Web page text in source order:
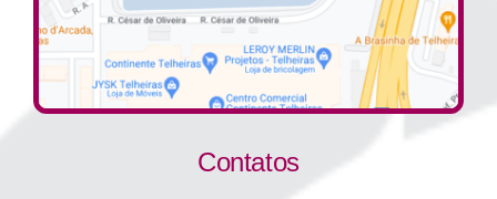
Contatos